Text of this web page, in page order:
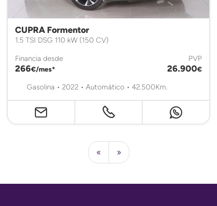
CUPRA Formentor
1.5 TSI DSG 110 kW (150 CV)
Financia desde
266€/mes*
PVP
26.900€
Gasolina • 2022 • Automático • 42.500Km.
« »